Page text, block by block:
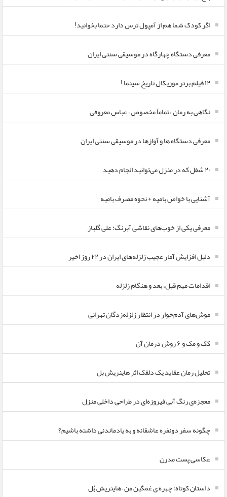
اگر کودک شما هم از آمپول ترس دارد حتما بخوانید!
معرفی دستگاه چهارگاه در موسیقی سنتی ایران
۱۲ فیلم برتر موزیکال تاریخ سینما !
نگاهی به رمان «تماماً مخصوص» عباس معروفی
معرفی دستگاه ها و آوازها در موسیقی سنتی ایران
۲۰ شغل که در منزل می‌توانید انجام دهید
آشنایی با خواص بامیه + نحوه مصرف بامیه
معرفی یکی از خوب‌های نقاشی آبرنگ؛ علی گلباز
دلیل افزایش آمار عجیب زلزله‌های ایران در ۲۲ روز اخیر
اقدامات مهم قبل، بعد و هنگام زلزله
موش‌های آدم‌خوار در انتظار زلزله‌زدگان تهرانی
کک و مک و ۶ روش درمان آن
تحلیل رمان عقاید یک دلقک اثر هاینریش بل
معجزه‌ی رنگ آبی فیروزه‌ای در طراحی داخلی منزل
چگونه سفر دونفره عاشقانه و به یادماندنی داشته باشیم؟
عکاسی پست مدرن
داستان کوتاه: چهره ی غمگین من – هاینریش بُل